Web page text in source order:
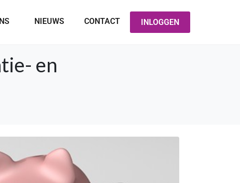
NIEUWS CONTACT INLOGGEN
en